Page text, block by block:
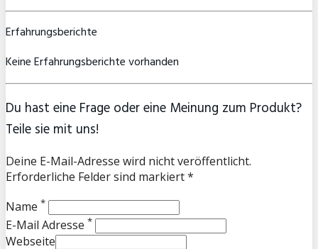
Erfahrungsberichte
Keine Erfahrungsberichte vorhanden
Du hast eine Frage oder eine Meinung zum Produkt?
Teile sie mit uns!
Deine E-Mail-Adresse wird nicht veröffentlicht.
Erforderliche Felder sind markiert *
Name *
E-Mail Adresse *
Webseite